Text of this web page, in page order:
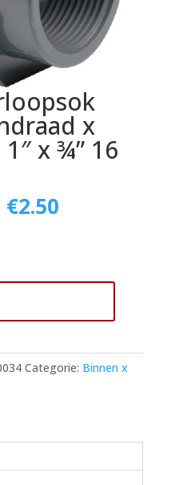
x
x ¾” 16
€2.50
Categorie: Binnen x